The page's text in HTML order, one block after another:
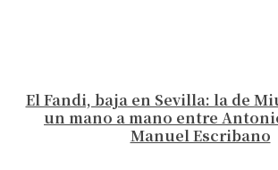
El Fandi, baja en Sevilla: la de
un mano a mano entre
Manuel Escribano